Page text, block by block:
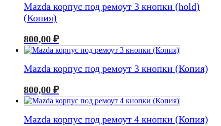
Mazda корпус под ремоут 3 кнопки (hold)
(Копия)
800,00 ₽
Mazda корпус под ремоут 3 кнопки (Копия)
800,00 ₽
Mazda корпус под ремоут 4 кнопки (Копия)